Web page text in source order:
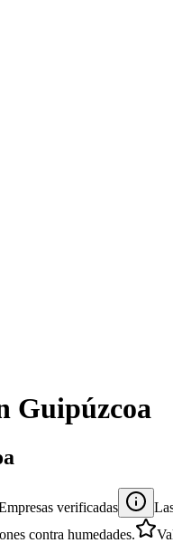
Guipúzcoa
verificadas
contra humedades.